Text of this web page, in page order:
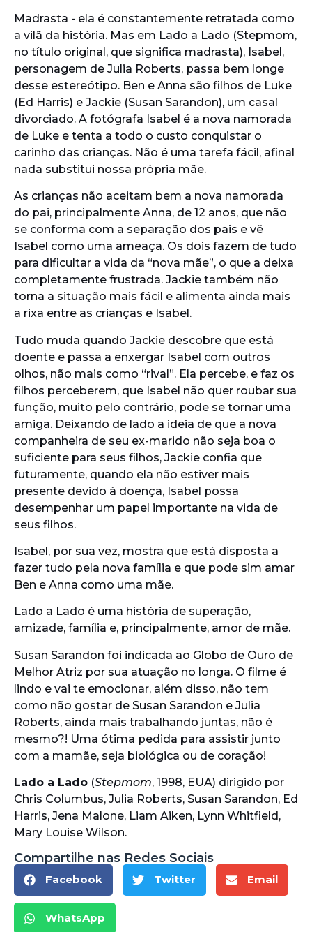
Madrasta - ela é constantemente retratada como
a vilã da história. Mas em Lado a Lado (Stepmom,
no título original, que significa madrasta), Isabel,
personagem de Julia Roberts, passa bem longe
desse estereótipo. Ben e Anna são filhos de Luke
(Ed Harris) e Jackie (Susan Sarandon), um casal
divorciado. A fotógrafa Isabel é a nova namorada
de Luke e tenta a todo o custo conquistar o
carinho das crianças. Não é uma tarefa fácil, afinal
nada substitui nossa própria mãe.
As crianças não aceitam bem a nova namorada
do pai, principalmente Anna, de 12 anos, que não
se conforma com a separação dos pais e vê
Isabel como uma ameaça. Os dois fazem de tudo
para dificultar a vida da “nova mãe”, o que a deixa
completamente frustrada. Jackie também não
torna a situação mais fácil e alimenta ainda mais
a rixa entre as crianças e Isabel.
Tudo muda quando Jackie descobre que está
doente e passa a enxergar Isabel com outros
olhos, não mais como “rival”. Ela percebe, e faz os
filhos perceberem, que Isabel não quer roubar sua
função, muito pelo contrário, pode se tornar uma
amiga. Deixando de lado a ideia de que a nova
companheira de seu ex-marido não seja boa o
suficiente para seus filhos, Jackie confia que
futuramente, quando ela não estiver mais
presente devido à doença, Isabel possa
desempenhar um papel importante na vida de
seus filhos.
Isabel, por sua vez, mostra que está disposta a
fazer tudo pela nova família e que pode sim amar
Ben e Anna como uma mãe.
Lado a Lado é uma história de superação,
amizade, família e, principalmente, amor de mãe.
Susan Sarandon foi indicada ao Globo de Ouro de
Melhor Atriz por sua atuação no longa. O filme é
lindo e vai te emocionar, além disso, não tem
como não gostar de Susan Sarandon e Julia
Roberts, ainda mais trabalhando juntas, não é
mesmo?! Uma ótima pedida para assistir junto
com a mamãe, seja biológica ou de coração!
Lado a Lado (Stepmom, 1998, EUA) dirigido por
Chris Columbus, Julia Roberts, Susan Sarandon, Ed
Harris, Jena Malone, Liam Aiken, Lynn Whitfield,
Mary Louise Wilson.
Compartilhe nas Redes Sociais
Facebook Twitter Email
WhatsApp